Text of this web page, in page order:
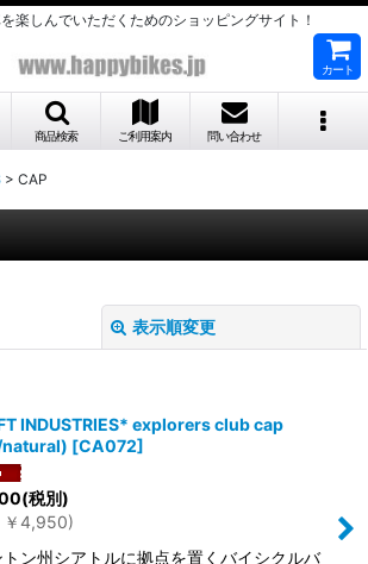
楽しんでいただくためのショッピングサイト！
カート
商品検索 ご利用案内 問い合わせ
> CAP
表示順変更
絞り込む
INDUSTRIES* explorers club cap
[CA072]
(税別)
￥4,950)
トン州シアトルに拠点を置くバイシクルバ